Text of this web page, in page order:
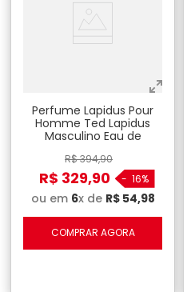
Perfume Lapidus Pour
Homme Ted Lapidus
Masculino Eau de
R$394,90
R$ 329,90 - 16%
ou em 6x de R$ 54,98
COMPRAR AGORA